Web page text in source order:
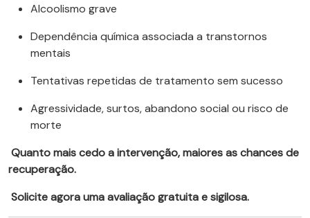
Alcoolismo grave
Dependência química associada a transtornos
mentais
Tentativas repetidas de tratamento sem sucesso
Agressividade, surtos, abandono social ou risco de
morte
Quanto mais cedo a intervenção, maiores as chances de
recuperação.
Solicite agora uma avaliação gratuita e sigilosa.